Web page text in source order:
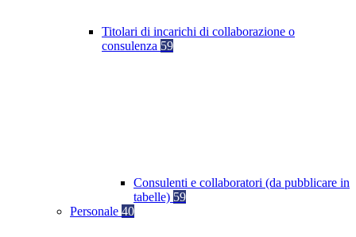
Titolari di incarichi di collaborazione o
consulenza 59
Consulenti e collaboratori (da pubblicare in
tabelle) 59
Personale 40